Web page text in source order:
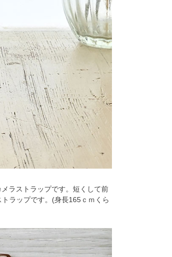
ラストラップです。短くして前
ラップです。(身長165ｃｍくら